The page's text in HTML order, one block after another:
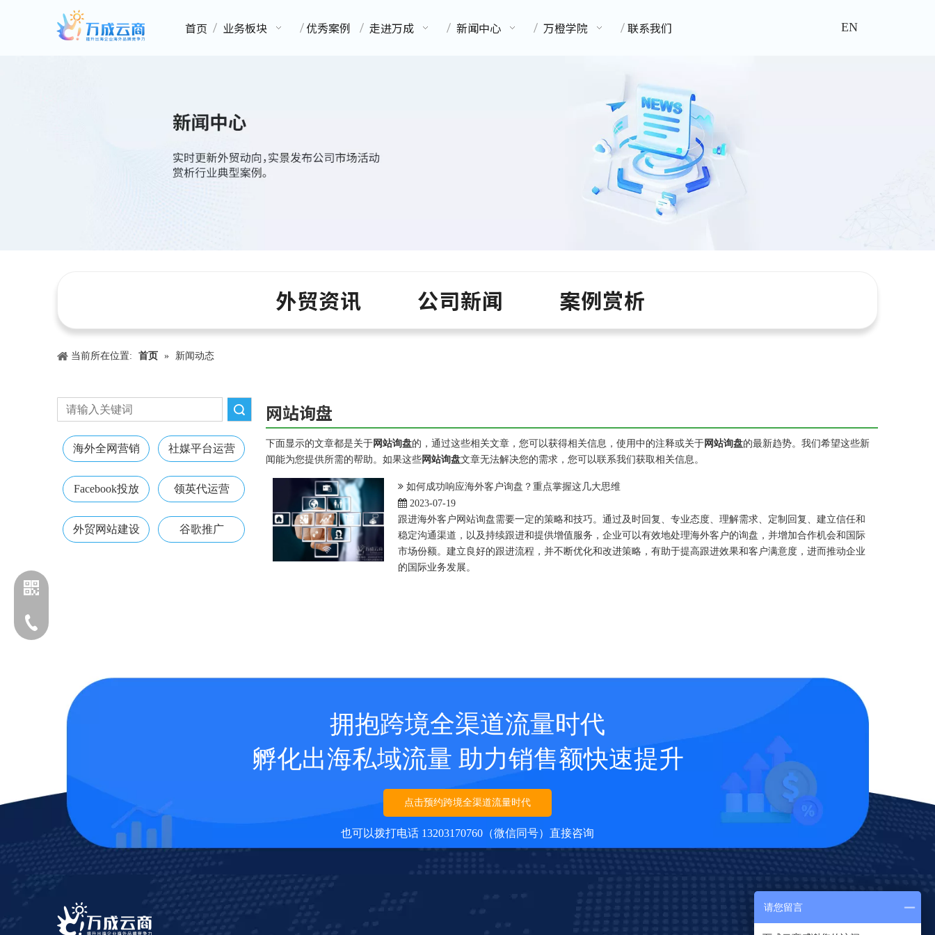
首页 业务板块 优秀案例 走进万成 新闻中心 万橙学院 联系我们 EN
外贸资讯 公司新闻 案例赏析
当前所在位置: 首页 » 新闻动态
海外全网营销 社媒平台运营
Facebook投放 领英代运营
外贸网站建设 谷歌推广
网站询盘
下面显示的文章都是关于网站询盘的，通过这些相关文章，您可以获得相关信息，使用中的注释或关于网站询盘的最新趋势。我们希望这些新
闻能为您提供所需的帮助。如果这些网站询盘文章无法解决您的需求，您可以联系我们获取相关信息。
如何成功响应海外客户询盘？重点掌握这几大思维
2023-07-19
跟进海外客户网站询盘需要一定的策略和技巧。通过及时回复、专业态度、理解需求、定制回复、建立信任和
稳定沟通渠道，以及持续跟进和提供增值服务，企业可以有效地处理海外客户的询盘，并增加合作机会和国际
市场份额。建立良好的跟进流程，并不断优化和改进策略，有助于提高跟进效果和客户满意度，进而推动企业
的国际业务发展。
拥抱跨境全渠道流量时代
孵化出海私域流量 助力销售额快速提升
点击预约跨境全渠道流量时代
也可以拨打电话 13203170760（微信同号）直接咨询
请您留言